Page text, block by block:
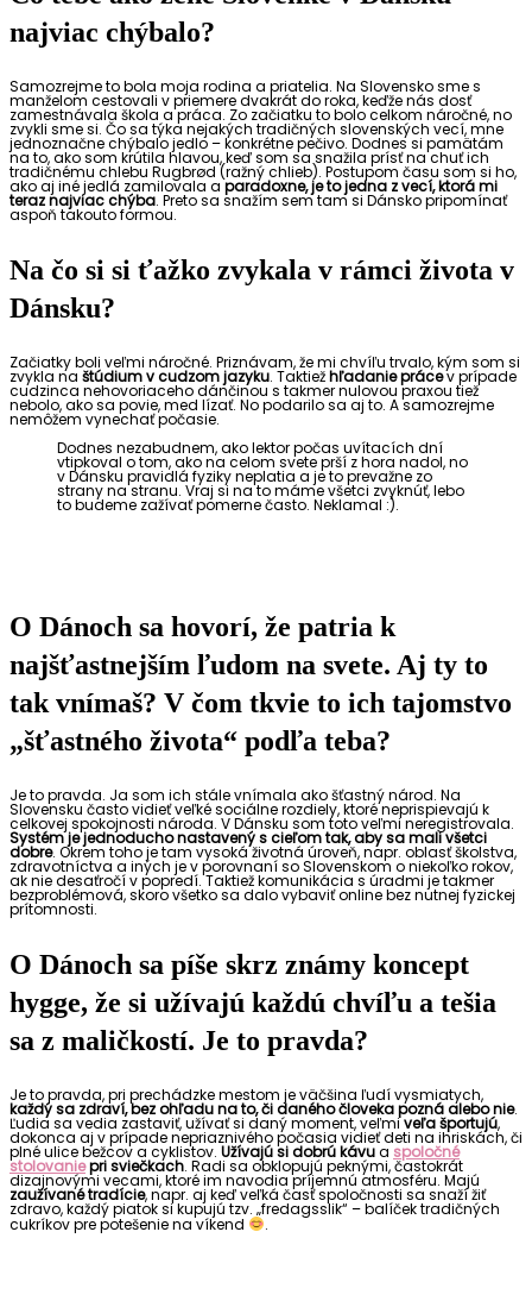
najviac chýbalo?
Samozrejme to bola moja rodina a priatelia. Na Slovensko sme s
manželom cestovali v priemere dvakrát do roka, keďže nás dosť
zamestnávala škola a práca. Zo začiatku to bolo celkom náročné, no
zvykli sme si. Čo sa týka nejakých tradičných slovenských vecí, mne
jednoznačne chýbalo jedlo – konkrétne pečivo. Dodnes si pamätám
na to, ako som krútila hlavou, keď som sa snažila prísť na chuť ich
tradičnému chlebu Rugbrød (ražný chlieb). Postupom času som si ho,
ako aj iné jedlá zamilovala a paradoxne, je to jedna z vecí, ktorá mi
teraz najviac chýba. Preto sa snažím sem tam si Dánsko pripomínať
aspoň takouto formou.
Na čo si si ťažko zvykala v rámci života v
Dánsku?
Začiatky boli veľmi náročné. Priznávam, že mi chvíľu trvalo, kým som si
zvykla na štúdium v cudzom jazyku. Taktiežhľadanie prácev prípade
cudzinca nehovoriaceho dánčinou s takmer nulovou praxou tiež
nebolo, ako sa povie, med lízať. No podarilo sa aj to. A samozrejme
nemôžem vynechať počasie.
Dodnes nezabudnem, ako lektor počas uvítacích dní
vtipkoval o tom, ako na celom svete prší z hora nadol, no
v Dánsku pravidlá fyziky neplatia a je to prevažne zo
strany na stranu. Vraj si na to máme všetci zvyknúť, lebo
to budeme zažívať pomerne často. Neklamal :).
O Dánoch sa hovorí, že patria k
najšťastnejším ľudom na svete. Aj ty to
tak vnímaš? V čom tkvie to ich tajomstvo
„šťastného života“ podľa teba?
Je to pravda. Ja som ich stále vnímala ako šťastný národ. Na
Slovensku často vidieť veľké sociálne rozdiely, ktoré neprispievajú k
celkovej spokojnosti národa. V Dánsku som toto veľmi neregistrovala.
Systém je jednoducho nastavený s cieľom tak, aby sa mali všetci
dobre. Okrem toho je tam vysoká životná úroveň, napr. oblasť školstva,
zdravotníctva a iných je v porovnaní so Slovenskom o niekoľko rokov,
ak nie desaťročí v popredí. Taktiež komunikácia s úradmi je takmer
bezproblémová, skoro všetko sa dalo vybaviť online bez nutnej fyzickej
prítomnosti.
O Dánoch sa píše skrz známy koncept
hygge, že si užívajú každú chvíľu a tešia
sa z maličkostí. Je to pravda?
Je to pravda, pri prechádzke mestom je väčšina ľudí vysmiatych,
každý sa zdraví, bez ohľadu na to, či daného človeka pozná alebo nie.
Ľudia sa vedia zastaviť, užívať si daný moment, veľmiveľa športujú,
dokonca aj v prípade nepriaznivého počasia vidieť deti na ihriskách, či
plné ulice bežcov a cyklistov. Užívajú si dobrú kávua spoločné
stolovaniepri sviečkach. Radi sa obklopujú peknými, častokrát
dizajnovými vecami, ktoré im navodia príjemnú atmosféru. Majú
zaužívané tradície, napr. aj keď veľká časť spoločnosti sa snaží žiť
zdravo, každý piatok si kupujú tzv. „fredagsslik“ – balíček tradičných
cukríkov pre potešenie na víkend .